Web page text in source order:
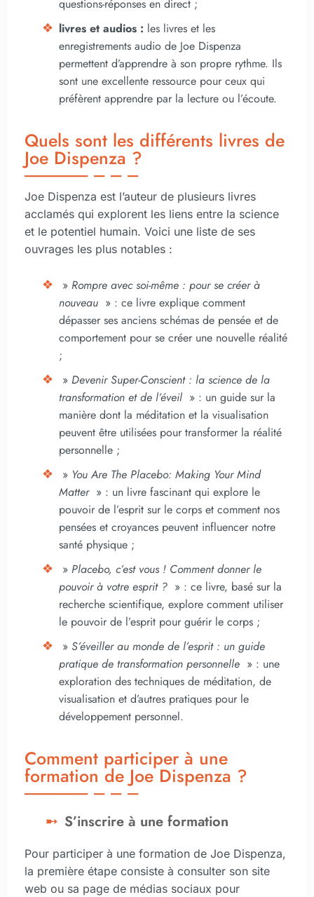
questions-réponses en direct ;
livres et audios : les livres et les
enregistrements audio de Joe Dispenza
permettent d’apprendre à son propre rythme. Ils
sont une excellente ressource pour ceux qui
préfèrent apprendre par la lecture ou l’écoute.
Quels sont les différents livres de
Joe Dispenza ?
Joe Dispenza est l’auteur de plusieurs livres
acclamés qui explorent les liens entre la science
et le potentiel humain. Voici une liste de ses
ouvrages les plus notables :
» Rompre avec soi-même : pour se créer à
nouveau » : ce livre explique comment
dépasser ses anciens schémas de pensée et de
comportement pour se créer une nouvelle réalité
;
» Devenir Super-Conscient : la science de la
transformation et de l’éveil » : un guide sur la
manière dont la méditation et la visualisation
peuvent être utilisées pour transformer la réalité
personnelle ;
» You Are The Placebo: Making Your Mind
Matter » : un livre fascinant qui explore le
pouvoir de l’esprit sur le corps et comment nos
pensées et croyances peuvent influencer notre
santé physique ;
» Placebo, c’est vous ! Comment donner le
pouvoir à votre esprit ? » : ce livre, basé sur la
recherche scientifique, explore comment utiliser
le pouvoir de l’esprit pour guérir le corps ;
» S’éveiller au monde de l’esprit : un guide
pratique de transformation personnelle » : une
exploration des techniques de méditation, de
visualisation et d’autres pratiques pour le
développement personnel.
Comment participer à une
formation de Joe Dispenza ?
S’inscrire à une formation
Pour participer à une formation de Joe Dispenza,
la première étape consiste à consulter son site
web ou sa page de médias sociaux pour